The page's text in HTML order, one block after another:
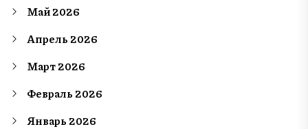
Май 2026
Апрель 2026
Март 2026
Февраль 2026
Январь 2026